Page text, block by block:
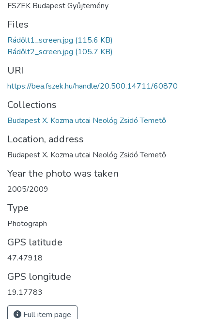
FSZEK Budapest Gyűjtemény
Files
Rádőlt1_screen.jpg (115.6 KB)
Rádőlt2_screen.jpg (105.7 KB)
URI
https://bea.fszek.hu/handle/20.500.14711/60870
Collections
Budapest X. Kozma utcai Neológ Zsidó Temető
Location, address
Budapest X. Kozma utcai Neológ Zsidó Temető
Year the photo was taken
2005/2009
Type
Photograph
GPS latitude
47.47918
GPS longitude
19.17783
Full item page